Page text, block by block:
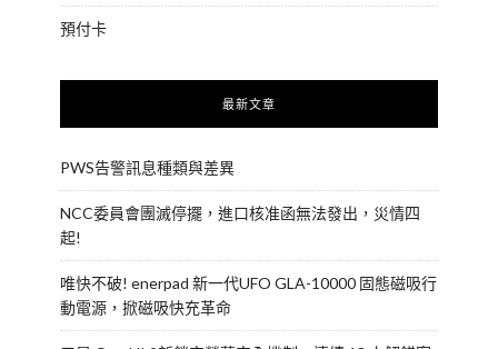
預付卡
最新文章
PWS告警訊息種類與差異
NCC委員會團滅停擺，進口核准函無法發出，災情四
起!
唯快不破! enerpad 新一代UFO GLA-10000 固態磁吸行
動電源，掀磁吸快充革命